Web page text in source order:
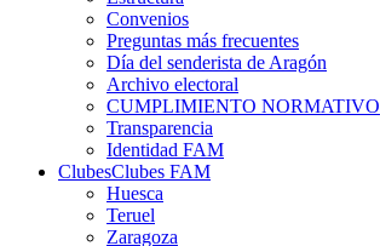
Convenios
Preguntas más frecuentes
Día del senderista de Aragón
Archivo electoral
CUMPLIMIENTO NORMATIVO
Transparencia
Identidad FAM
ClubesClubes FAM
Huesca
Teruel
Zaragoza